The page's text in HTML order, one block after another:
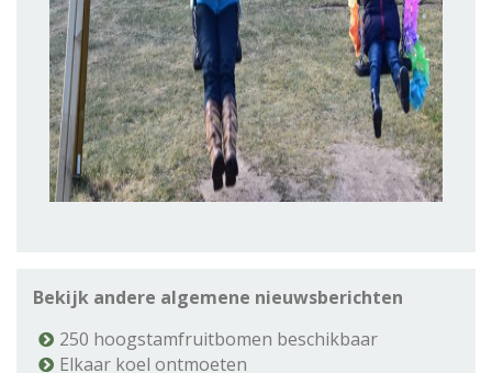
Bekijk andere algemene nieuwsberichten
250 hoogstamfruitbomen beschikbaar
Elkaar koel ontmoeten